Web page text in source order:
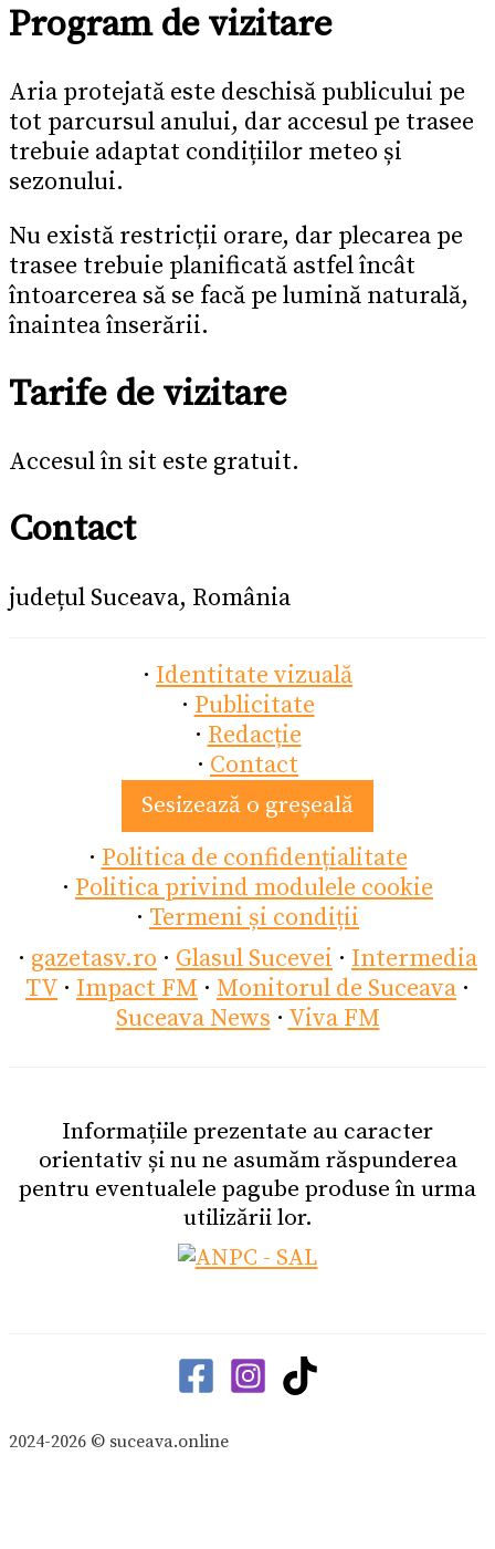
Program de vizitare
Aria protejată este deschisă publicului pe
tot parcursul anului, dar accesul pe trasee
trebuie adaptat condițiilor meteo și
sezonului.
Nu există restricții orare, dar plecarea pe
trasee trebuie planificată astfel încât
întoarcerea să se facă pe lumină naturală,
înaintea înserării.
Tarife de vizitare
Accesul în sit este gratuit.
Contact
județul Suceava, România
· Identitate vizuală
· Publicitate
· Redacție
· Contact
Sesizează o greșeală
· Politica de confidențialitate
· Politica privind modulele cookie
· Termeni și condiții
· gazetasv.ro · Glasul Sucevei · Intermedia
TV · Impact FM · Monitorul de Suceava ·
Suceava News · Viva FM
Informațiile prezentate au caracter
orientativ și nu ne asumăm răspunderea
pentru eventualele pagube produse în urma
utilizării lor.
2024-2026 © suceava.online